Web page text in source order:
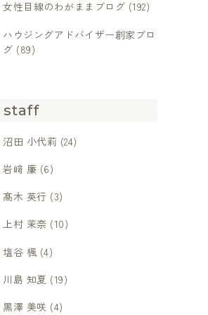
女性目線のわがままブログ (192)
ハウジングアドバイザー創家ブロ
グ (89)
staff
沼田 小代莉 (24)
岩﨑 廉 (6)
髙木 英行 (3)
上村 茉奈 (10)
塩谷 楓 (4)
川島 知夏 (19)
黒澤 美咲 (4)